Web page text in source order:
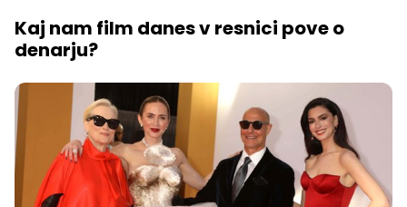
Kaj nam film danes v resnici pove o
denarju?